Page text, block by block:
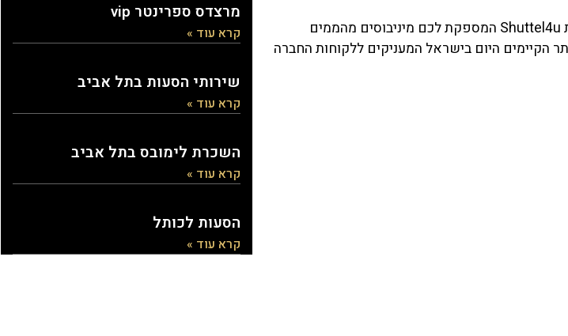
Shuttel4u המספקת לכם מיניבוסים מהממים
יוקרתיים מהטובים ביותר הקיימים היום בישראל המעניקים ללקוחות החברה
מרצדס ספרינטר vip
קרא עוד »
שירותי הסעות בתל אביב
קרא עוד »
השכרת לימובס בתל אביב
קרא עוד »
הסעות לכותל
קרא עוד »